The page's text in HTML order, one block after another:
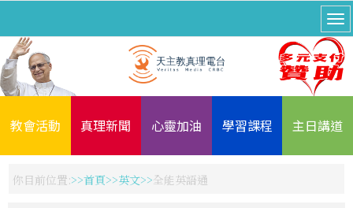
教會活動 真理新聞 心靈加油 學習課程 主日講道
你目前位置: 首頁 英文 全能英語通